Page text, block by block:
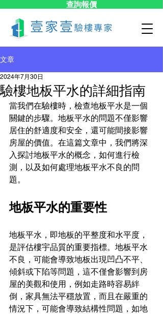
查詢報價
文章
驗樓地板平水的詳細指南
2024年7月30日
當我們在驗樓時，檢查地板平水是一個
關鍵的步驟。地板平水的問題不僅影響
居住的舒適度和安全，還可能間接影響
房屋的價值。在這篇文章中，我們將深
入探討地板平水的概念，如何進行檢
測，以及如何處理地板平水不良的問
題。
地板平水的重要性
地板平水，即地板的平整度和水平度，
是評估樓宇品質的重要指標。地板平水
不良，可能會導致地板出現凹凸不平、
傾斜或下陷等問題，這不僅會影響到房
屋的美觀和使用，例如走路時容易絆
倒，家具無法平穩放置，而且在嚴重的
情況下，可能會導致結構性問題，如地